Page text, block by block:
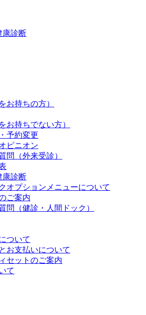
康診断
お持ちの方）
お持ちでない方）
予約変更
ピニオン
問（外来受診）
康診断
オプションメニューについて
ご案内
問（健診・人間ドック）
ついて
お支払いについて
セットのご案内
て